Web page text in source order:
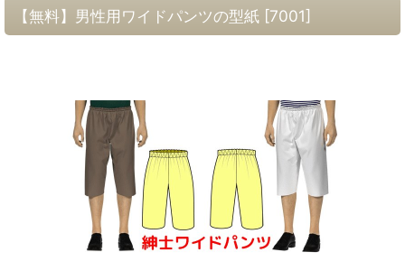
【無料】男性用ワイドパンツの型紙 [7001]